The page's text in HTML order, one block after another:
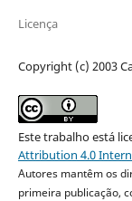
Licença
Copyright (c) 2003
Este trabalho está
Attribution 4.0
Autores mantêm os
primeira publicação,